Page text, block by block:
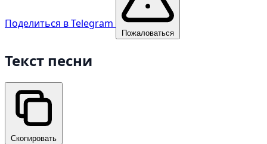
Поделиться в Telegram
Пожаловаться
Текст песни
Скопировать